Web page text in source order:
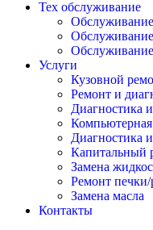
Тех обслуживание
Услуги
Кузовной
Ремонт и
Диагностика
Компьютерная
Диагностика
Капитальный
Замена
Ремонт печки/
Замена масла
Контакты